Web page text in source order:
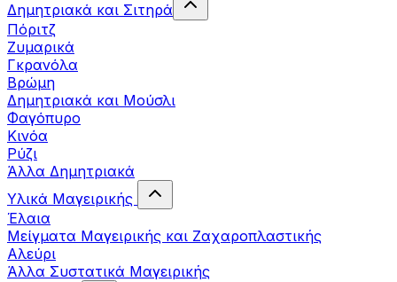
Δημητριακά και Σιτηρά
Πόριτζ
Ζυμαρικά
Γκρανόλα
Βρώμη
Δημητριακά και Μούσλι
Φαγόπυρο
Κινόα
Ρύζι
Άλλα Δημητριακά
Υλικά Μαγειρικής
Έλαια
Μείγματα Μαγειρικής και Ζαχαροπλαστικής
Αλεύρι
Άλλα Συστατικά Μαγειρικής